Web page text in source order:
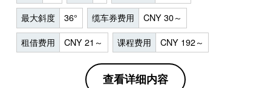
最大斜度 36° 缆车券费用 CNY 30～
租借费用 CNY 21～ 课程费用 CNY 192～
查看详细内容